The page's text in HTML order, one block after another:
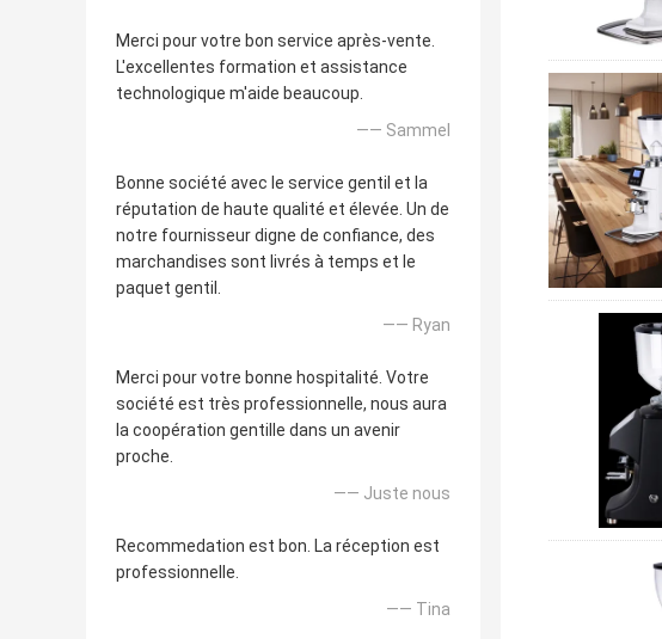
Merci pour votre bon service après-vente.
L'excellentes formation et assistance
technologique m'aide beaucoup.
—— Sammel
Bonne société avec le service gentil et la
réputation de haute qualité et élevée. Un de
notre fournisseur digne de confiance, des
marchandises sont livrés à temps et le
paquet gentil.
—— Ryan
Merci pour votre bonne hospitalité. Votre
société est très professionnelle, nous aura
la coopération gentille dans un avenir
proche.
—— Juste nous
Recommedation est bon. La réception est
professionnelle.
—— Tina